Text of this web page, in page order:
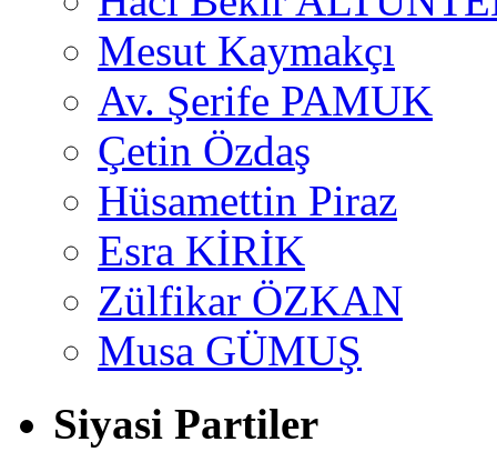
Mesut Kaymakçı
Av. Şerife PAMUK
Çetin Özdaş
Hüsamettin Piraz
Esra KİRİK
Zülfikar ÖZKAN
Musa GÜMUŞ
Siyasi Partiler